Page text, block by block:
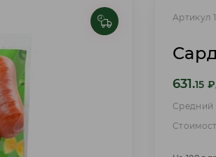
Артикул
631.15 ₽
Средний